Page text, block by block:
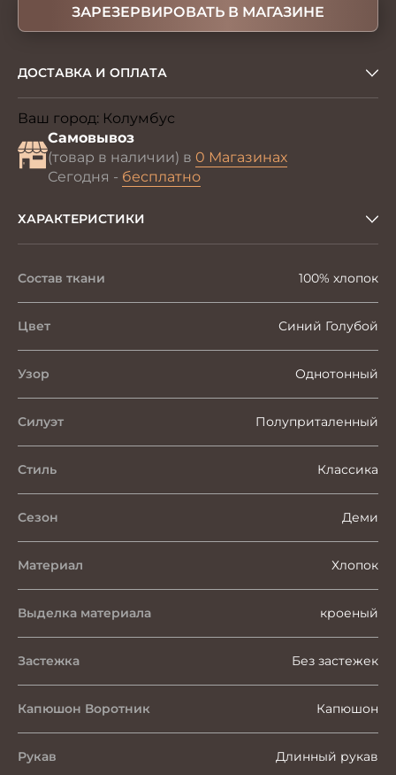
ЗАРЕЗЕРВИРОВАТЬ В МАГАЗИНЕ
ДОСТАВКА И ОПЛАТА
Ваш город: Колумбус
Самовывоз
(товар в наличии) в 0 Магазинах
Сегодня - бесплатно
ХАРАКТЕРИСТИКИ
Состав ткани 100% хлопок
Цвет Синий Голубой
Узор Однотонный
Силуэт Полуприталенный
Стиль Классика
Сезон Деми
Материал Хлопок
Выделка материала кроеный
Застежка Без застежек
Капюшон Воротник Капюшон
Рукав Длинный рукав